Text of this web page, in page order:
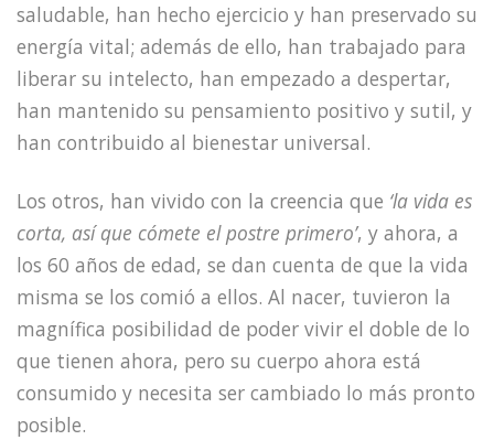
saludable, han hecho ejercicio y han preservado su
energía vital; además de ello, han trabajado para
liberar su intelecto, han empezado a despertar,
han mantenido su pensamiento positivo y sutil, y
han contribuido al bienestar universal.
Los otros, han vivido con la creencia que ‘la vida es
corta, así que cómete el postre primero’, y ahora, a
los 60 años de edad, se dan cuenta de que la vida
misma se los comió a ellos. Al nacer, tuvieron la
magnífica posibilidad de poder vivir el doble de lo
que tienen ahora, pero su cuerpo ahora está
consumido y necesita ser cambiado lo más pronto
posible.